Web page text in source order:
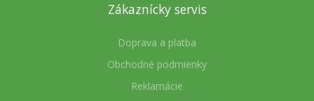
Zákaznícky servis
Doprava a platba
Obchodné podmienky
Reklamácie